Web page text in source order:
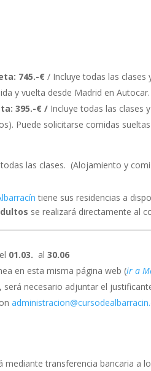
745.-€ / Incluye todas las
y vuelta desde Madrid en
395.-€ / Incluye todas las clases
Puede solicitarse comidas sueltas
las clases. (Alojamiento y
tiene sus residencias a
se realizará directamente al
01.03. al 30.06
en esta misma página web (ir a
será necesario adjuntar el
mediante transferencia bancaria a